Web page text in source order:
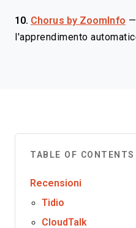
10. Chorus by ZoomInfo —
l'apprendimento
TABLE OF CONTENTS
Recensioni
Tidio
CloudTalk